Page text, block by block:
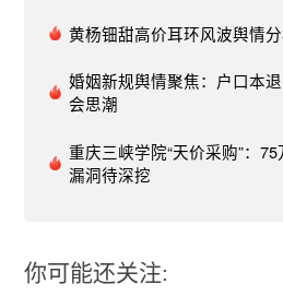
黄杨钿甜高价耳环风波舆情
婚姻新规舆情聚焦：户口本
会思潮
重庆三峡学院“天价采购”：
漏洞待深挖
你可能还关注: